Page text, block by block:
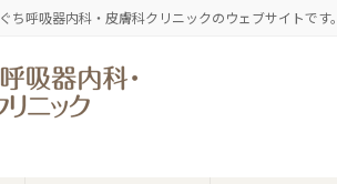
ち呼吸器内科・皮膚科クリニックのウェブサイトです。